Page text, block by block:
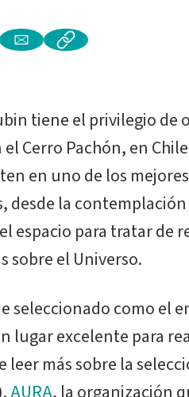
tiene el privilegio de
Cerro Pachón, en
en uno de los
desde la
espacio para tratar de
sobre el Universo.
seleccionado como el
lugar excelente para
leer más sobre la